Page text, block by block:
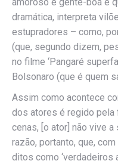
dramática, interpreta
estupradores – como,
(que, segundo dizem,
no filme ‘Pangaré
Bolsonaro (que é quem
Assim como acontece
dos atores é regido pela
cenas, [o ator] não vive
razão, portanto, que,
ditos como ‘verdadeiros